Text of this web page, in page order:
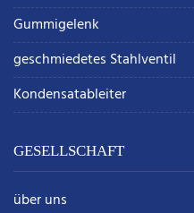
Gummigelenk
geschmiedetes Stahlventil
Kondensatableiter
GESELLSCHAFT
über uns